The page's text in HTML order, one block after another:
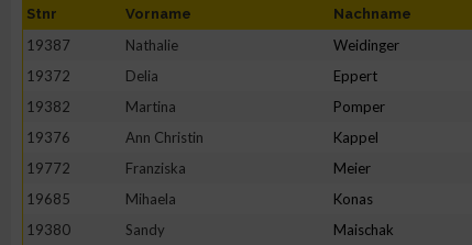
Stnr Vorname Nachname
19387 Nathalie Weidinger
19372
Delia Eppert
19382
Martina Pomper
19376
Ann Christin Kappel
19772
Franziska Meier
19685
Mihaela Konas
19380
Sandy Maischak